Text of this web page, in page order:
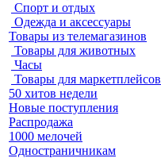
Спорт и отдых
Одежда и аксессуары
Товары из телемагазинов
Товары для животных
Часы
Товары для маркетплейсов
50 хитов недели
Новые поступления
Распродажа
1000 мелочей
Одностраничникам